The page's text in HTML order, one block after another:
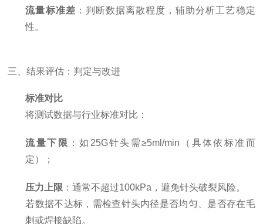
流量标准差 ：判断数据离散程度，辅助分析工艺稳定
性。
三、结果评估：判定与改进
标准对比
将测试数据与行业标准对比：
流量下限 ：如25G针头需≥5ml/min（具体依标准而
定）；
压力上限 ：通常不超过100kPa，避免针头破裂风险。
若数据不达标，需检查针头内径是否均匀、是否存在毛
刺或焊接缺陷。